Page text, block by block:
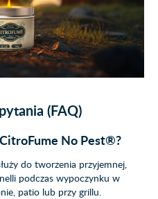
(FAQ)
CitroFume No Pest®?
do tworzenia przyjemnej,
podczas wypoczynku w
patio lub przy grillu.